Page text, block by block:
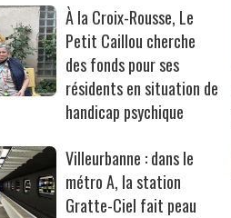
À la Croix-Rousse, Le
Petit Caillou cherche
des fonds pour ses
résidents en situation de
handicap psychique
Villeurbanne : dans le
métro A, la station
Gratte-Ciel fait peau